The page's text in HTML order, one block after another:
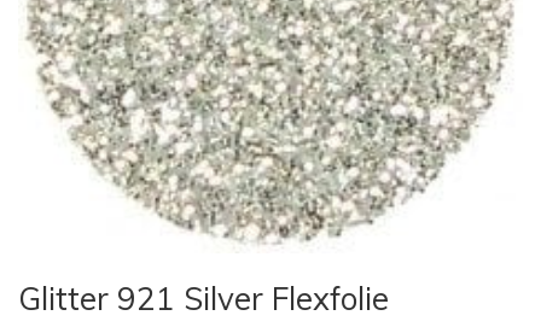
Glitter 921 Silver Flexfolie